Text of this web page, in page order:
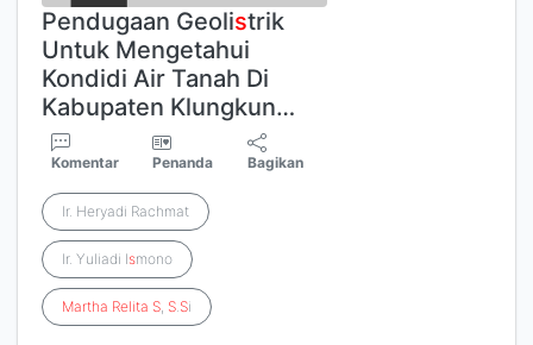
Pendugaan Geolistrik
Untuk Mengetahui
Kondidi Air Tanah Di
Kabupaten Klungkun…
Komentar Penanda Bagikan
Ir. Heryadi Rachmat
Ir. Yuliadi Ismono
Martha Relita S, S.Si